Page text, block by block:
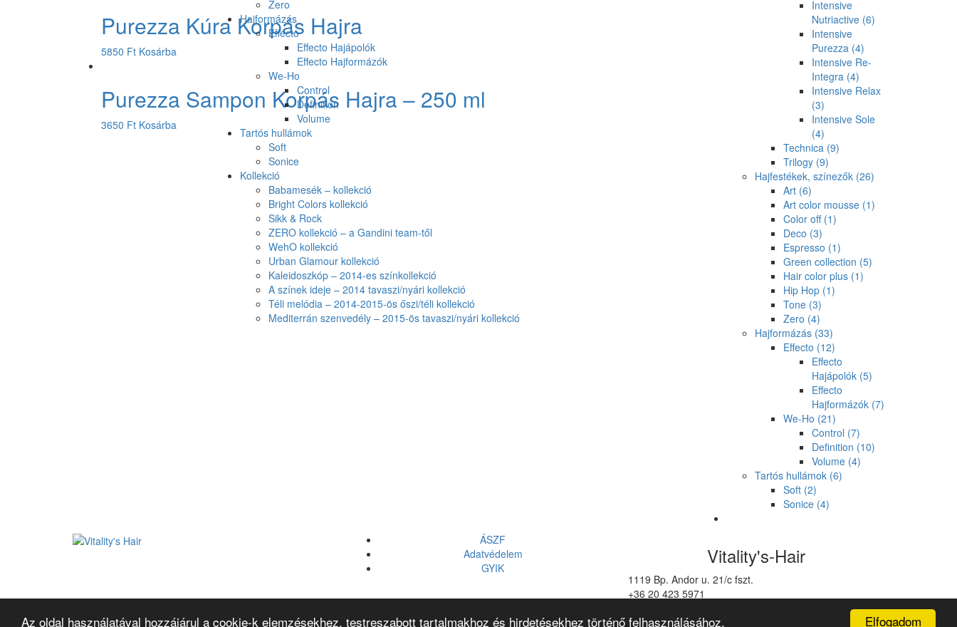
Elfogadom
Az oldal használatával hozzájárul a cookie-k elemzésekhez, testreszabott tartalmakhoz és hirdetésekhez történő felhasználásához.
Zero
Hajformázás
Effecto
Effecto Hajápolók
Effecto Hajformázók
We-Ho
Control
Definition
Volume
Tartós hullámok
Soft
Sonice
Kollekció
Babamesék – kollekció
Bright Colors kollekció
Sikk & Rock
ZERO kollekció – a Gandini team-től
WehO kollekció
Urban Glamour kollekció
Kaleidoszkóp – 2014-es színkollekció
A színek ideje – 2014 tavaszi/nyári kollekció
Téli melódia – 2014-2015-ös őszi/téli kollekció
Mediterrán szenvedély – 2015-ös tavaszi/nyári kollekció
Purezza Kúra Korpás Hajra
5850 Ft Kosárba
Purezza Sampon Korpás Hajra – 250 ml
3650 Ft Kosárba
Intensive
Nutriactive (6)
Intensive
Purezza (4)
Intensive Re-
Integra (4)
Intensive Relax
(3)
Intensive Sole
(4)
Technica (9)
Trilogy (9)
Hajfestékek, színezők (26)
Art (6)
Art color mousse (1)
Color off (1)
Deco (3)
Espresso (1)
Green collection (5)
Hair color plus (1)
Hip Hop (1)
Tone (3)
Zero (4)
Hajformázás (33)
Effecto (12)
Effecto
Hajápolók (5)
Effecto
Hajformázók (7)
We-Ho (21)
Control (7)
Definition (10)
Volume (4)
Tartós hullámok (6)
Soft (2)
Sonice (4)
ÁSZF
Adatvédelem
GYIK
Vitality's-Hair
1119 Bp. Andor u. 21/c fszt.
+36 20 423 5971